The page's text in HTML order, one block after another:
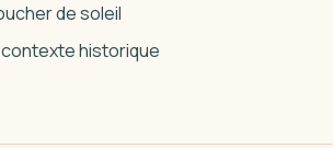
de soleil
historique